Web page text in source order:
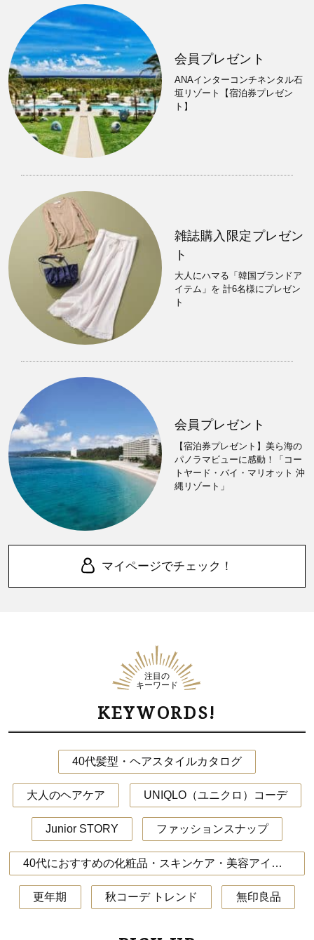
会員プレゼント
ANAインターコンチネンタル石
垣リゾート【宿泊券プレゼン
ト】
雑誌購入限定プレゼン
ト
大人にハマる「韓国ブランドア
イテム」を 計6名様にプレゼン
ト
会員プレゼント
【宿泊券プレゼント】美ら海の
パノラマビューに感動！「コー
トヤード・バイ・マリオット 沖
縄リゾート」
マイページでチェック！
注目の
キーワード
KEYWORDS!
40代髪型・ヘアスタイルカタログ
大人のヘアケア UNIQLO（ユニクロ）コーデ
Junior STORY ファッションスナップ
40代におすすめの化粧品・スキンケア・美容アイテム
更年期 秋コーデ トレンド 無印良品